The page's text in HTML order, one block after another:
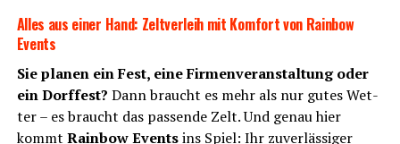
Alles aus einer Hand: Zelt­ver­leih mit Kom­fort von Rain­bow
Events
Sie pla­nen ein Fest, eine Fir­men­ver­an­stal­tung oder
ein Dorf­fest? Dann braucht es mehr als nur gutes Wet­
ter – es braucht das pas­sen­de Zelt. Und genau hier
kommt Rain­bow Eventsins Spiel: Ihr zuver­läs­si­ger